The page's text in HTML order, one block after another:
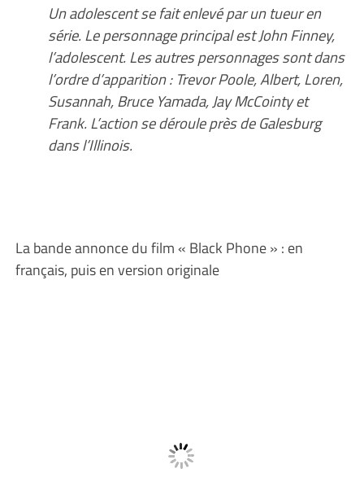
Un adolescent se fait enlevé par un tueur en
série. Le personnage principal est John Finney,
l’adolescent. Les autres personnages sont dans
l’ordre d’apparition : Trevor Poole, Albert, Loren,
Susannah, Bruce Yamada, Jay McCointy et
Frank. L’action se déroule près de Galesburg
dans l’Illinois.
La bande annonce du film « Black Phone » : en
français, puis en version originale